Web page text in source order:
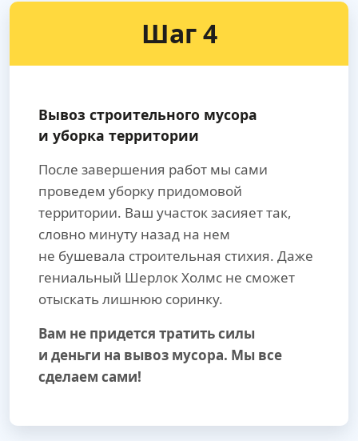
Шаг 4
Вывоз строительного мусора
и уборка территории
После завершения работ мы сами
проведем уборку придомовой
территории. Ваш участок засияет так,
словно минуту назад на нем
не бушевала строительная стихия. Даже
гениальный Шерлок Холмс не сможет
отыскать лишнюю соринку.
Вам не придется тратить силы
и деньги на вывоз мусора. Мы все
сделаем сами!